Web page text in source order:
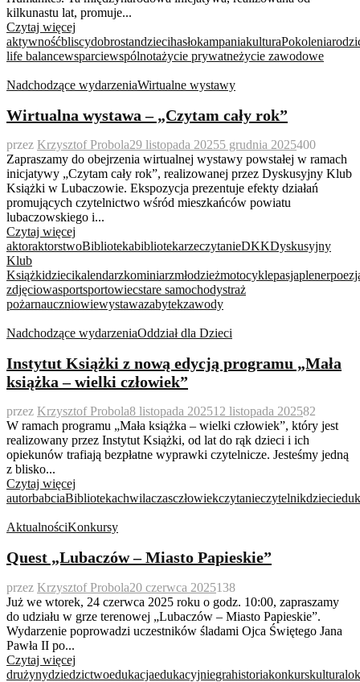
kilkunastu lat, promuje...
Czytaj więcej
aktywnośćbliscydobrostandziecihasłokampaniakulturaPokolenia
life balancewsparciewspólnotażycie prywatneżycie zawodowe
Nadchodzące wydarzeniaWirtualne wystawy
Wirtualna wystawa – „Czytam cały rok”
przez Krzysztof Probola29 listopada 20255 grudnia 2025400
Zapraszamy do obejrzenia wirtualnej wystawy powstałej w ramach
inicjatywy „Czytam cały rok”, realizowanej przez Dyskusyjny Klub
Książki w Lubaczowie. Ekspozycja prezentuje efekty działań
promujących czytelnictwo wśród mieszkańców powiatu
lubaczowskiego i...
Czytaj więcej
aktoraktorstwoBibliotekabibliotekarzeczytanieDKKDyskusyjny
Klub
Książkidziecikalendarzkominiarzmłodzieżmotocyklepasjaplener
zdjęciowasportsportowiecstare samochodystraż
pożarnauczniowiewystawazabytekzawody
Nadchodzące wydarzeniaOddział dla Dzieci
Instytut Książki z nową edycją programu „Mała
książka – wielki człowiek”
przez Krzysztof Probola8 listopada 202512 listopada 202582
W ramach programu „Mała książka – wielki człowiek”, który jest
realizowany przez Instytut Książki, od lat do rąk dzieci i ich
opiekunów trafiają bezpłatne wyprawki czytelnicze. Jesteśmy jedną
z blisko...
Czytaj więcej
autorbabciaBibliotekachwilaczasczłowiekczytanieczytelnikdzieci
AktualnościKonkursy
Quest „Lubaczów – Miasto Papieskie”
przez Krzysztof Probola20 czerwca 2025138
Już we wtorek, 24 czerwca 2025 roku o godz. 10:00, zapraszamy
do udziału w grze terenowej „Lubaczów – Miasto Papieskie”.
Wydarzenie poprowadzi uczestników śladami Ojca Świętego Jana
Pawła II po...
Czytaj więcej
drużynydziedzictwoedukacjaedukacyjniegrahistoriakonkurskultura